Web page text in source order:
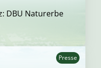
DBU Naturerbe
Presse